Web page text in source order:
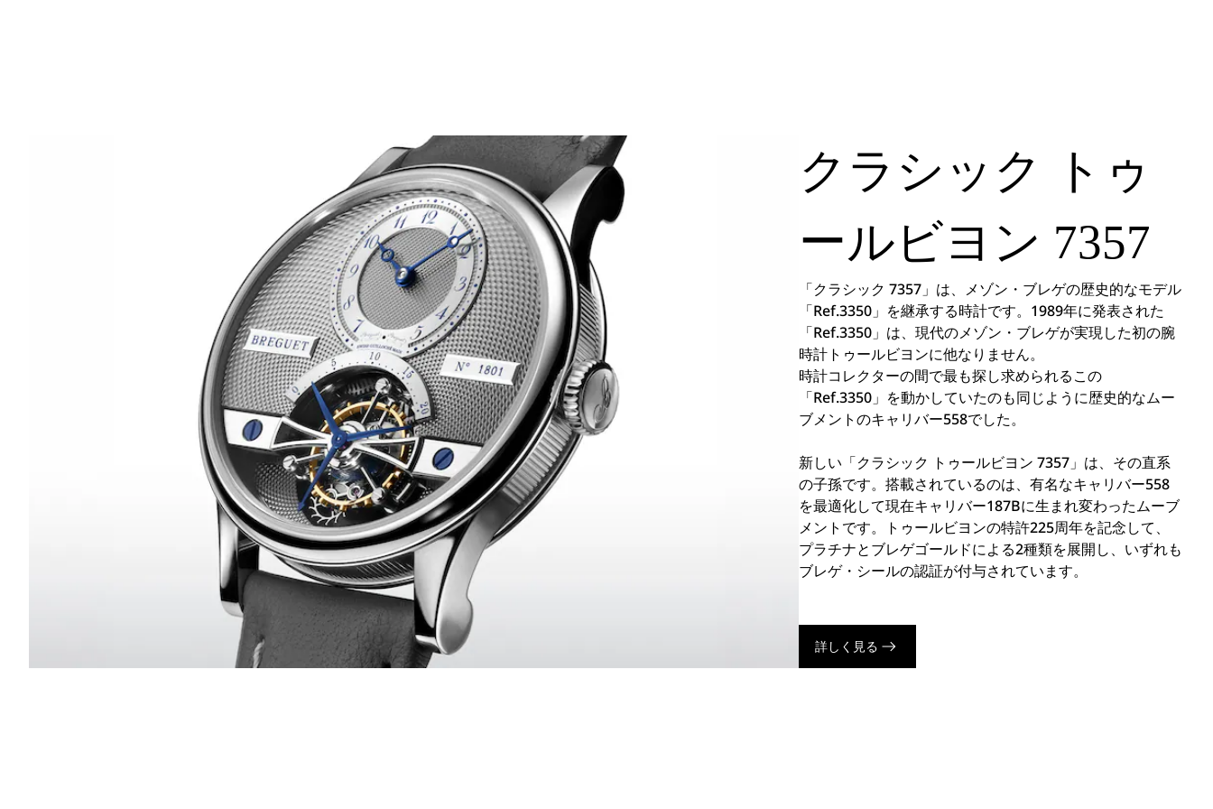
クラシック トゥ
ールビヨン 7357
「クラシック 7357」は、メゾン・ブレゲの歴史的なモデル
「Ref.3350」を継承する時計です。1989年に発表された
「Ref.3350」は、現代のメゾン・ブレゲが実現した初の腕
時計トゥールビヨンに他なりません。
時計コレクターの間で最も探し求められるこの
「Ref.3350」を動かしていたのも同じように歴史的なムー
ブメントのキャリバー558でした。
新しい「クラシック トゥールビヨン 7357」は、その直系
の子孫です。搭載されているのは、有名なキャリバー558
を最適化して現在キャリバー187Bに生まれ変わったムーブ
メントです。トゥールビヨンの特許225周年を記念して、
プラチナとブレゲゴールドによる2種類を展開し、いずれも
ブレゲ・シールの認証が付与されています。
詳しく見る